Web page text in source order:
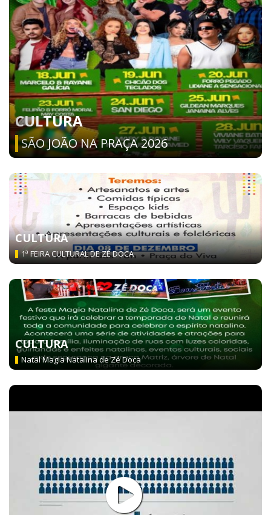
CULTURA
SÃO JOÃO NA PRAÇA 2026
CULTURA
1ª FEIRA CULTURAL DE ZÉ DOCA
CULTURA
Natal Magia Natalina de Zé Doca